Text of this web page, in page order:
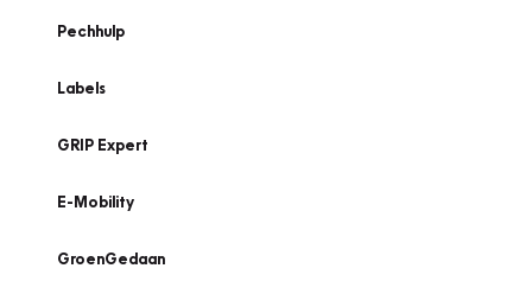
Pechhulp
Labels
GRIP Expert
E-Mobility
GroenGedaan